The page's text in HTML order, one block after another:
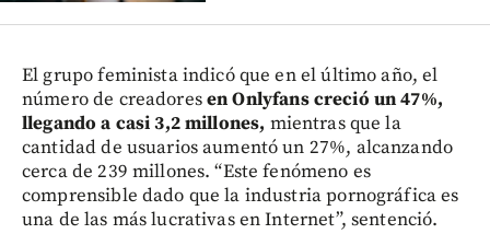
El grupo feminista indicó que en el último año, el
número de creadoresen Onlyfans creció un 47%,
llegando a casi 3,2 millones, mientras que la
cantidad de usuarios aumentó un 27%, alcanzando
cerca de 239 millones. “Este fenómeno es
comprensible dado que la industria pornográfica es
una de las más lucrativas en Internet”, sentenció.